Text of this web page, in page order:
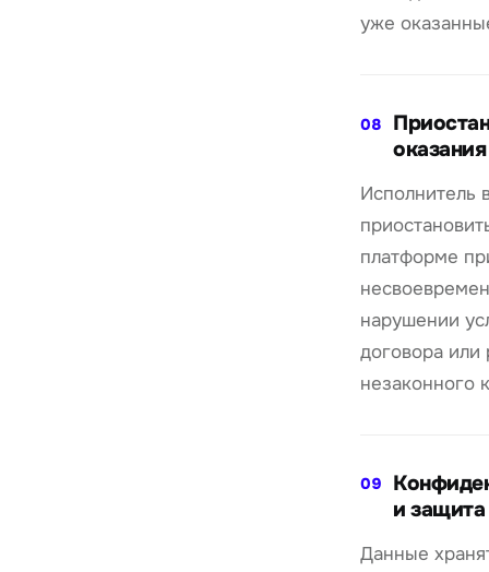
уже
08
Исполнитель
платформе
нарушении
договора
незаконного
09
и
Данные